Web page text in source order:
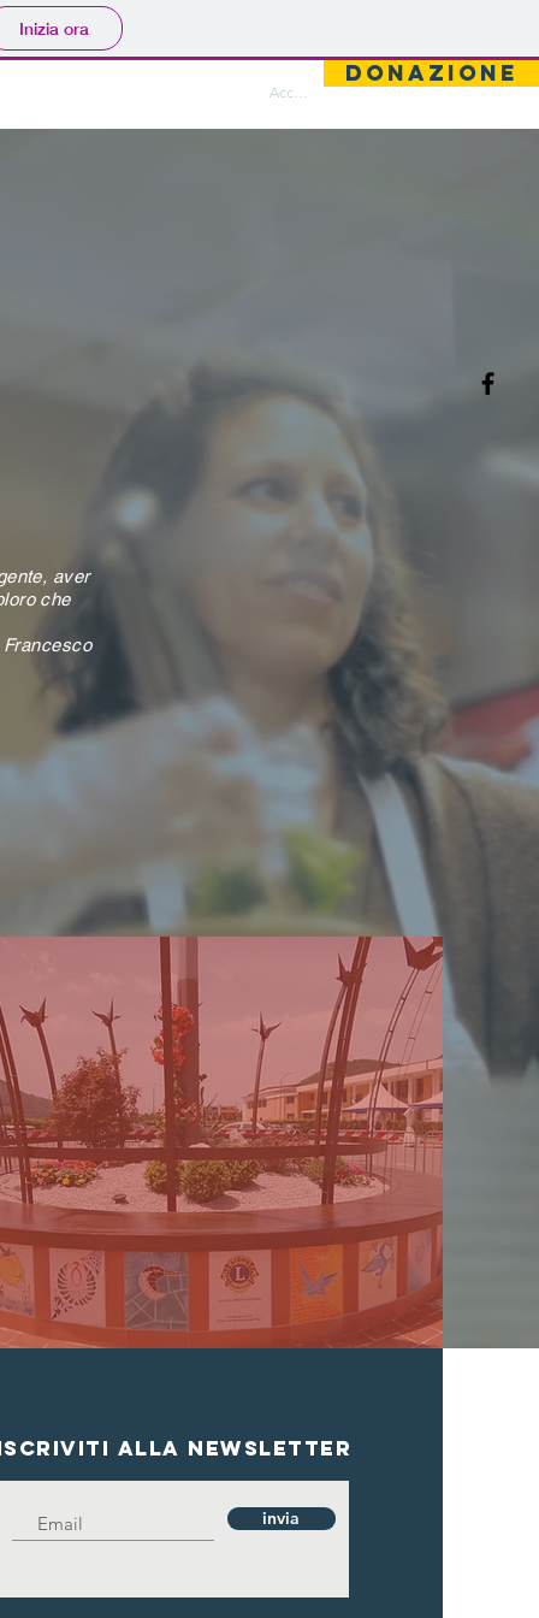
Inizia ora
DONAZIONE
Accedi
aver
che
Francesco
alla newsletter
invia